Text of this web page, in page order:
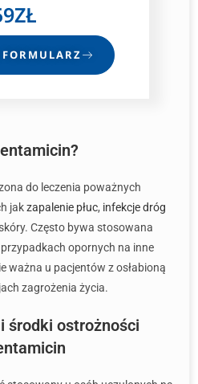
do leczenia poważnych
jakzapalenie płuc, infekcje dróg
Często bywa stosowana
opornych na inne
ważna u pacjentów z osłabioną
zagrożenia życia.
środki ostrożności